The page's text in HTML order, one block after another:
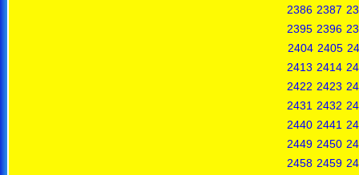
2386 2387
2395 2396
2404 2405
2413 2414
2422 2423
2431 2432
2440 2441
2449 2450
2458 2459